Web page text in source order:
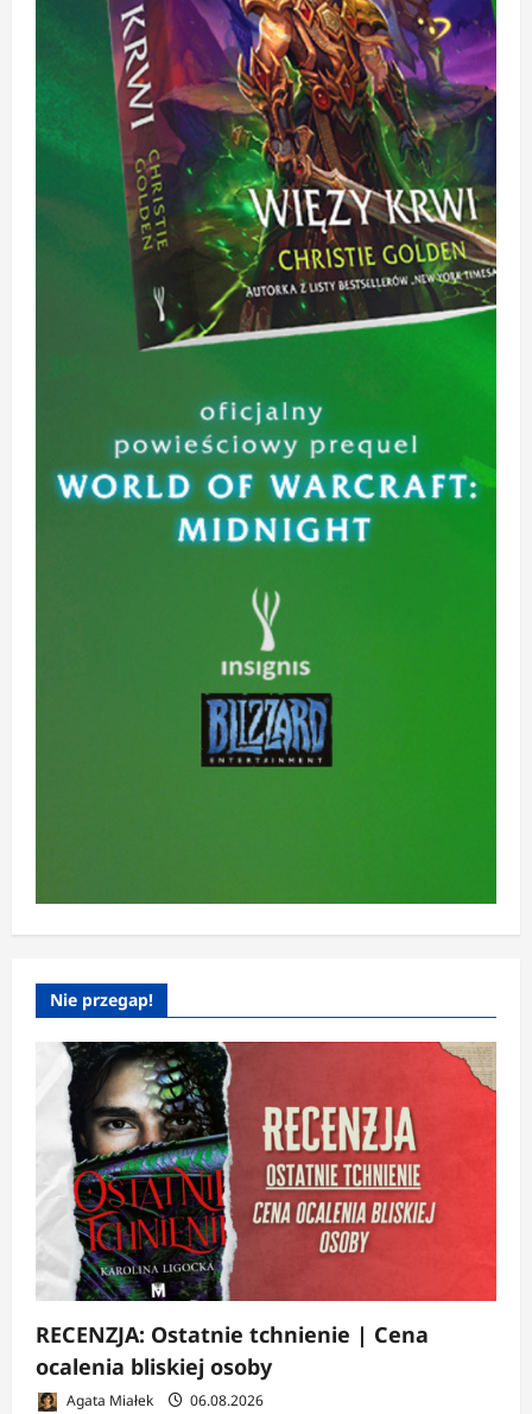
Nie przegap!
RECENZJA: Ostatnie tchnienie | Cena
ocalenia bliskiej osoby
Agata Miałek 06.08.2026